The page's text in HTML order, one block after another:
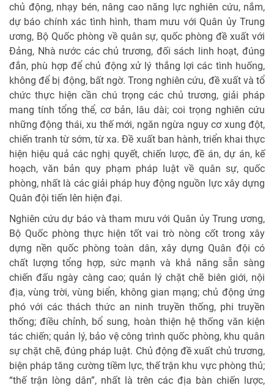
chủ động, nhạy bén, nâng cao năng lực nghiên cứu, nắm,
dự báo chính xác tình hình, tham mưu với Quân ủy Trung
ương, Bộ Quốc phòng về quân sự, quốc phòng đề xuất với
Đảng, Nhà nước các chủ trương, đối sách linh hoạt, đúng
đắn, phù hợp để chủ động xử lý thắng lợi các tình huống,
không để bị động, bất ngờ. Trong nghiên cứu, đề xuất và tổ
chức thực hiện cần chú trọng các chủ trương, giải pháp
mang tính tổng thể, cơ bản, lâu dài; coi trọng nghiên cứu
những động thái, xu thế mới, ngăn ngừa nguy cơ xung đột,
chiến tranh từ sớm, từ xa. Đề xuất ban hành, triển khai thực
hiện hiệu quả các nghị quyết, chiến lược, đề án, dự án, kế
hoạch, văn bản quy phạm pháp luật về quân sự, quốc
phòng, nhất là các giải pháp huy động nguồn lực xây dựng
Quân đội tiến lên hiện đại.
Nghiên cứu dự báo và tham mưu với Quân ủy Trung ương,
Bộ Quốc phòng thực hiện tốt vai trò nòng cốt trong xây
dựng nền quốc phòng toàn dân, xây dựng Quân đội có
chất lượng tổng hợp, sức mạnh và khả năng sẵn sàng
chiến đấu ngày càng cao; quản lý chặt chẽ biên giới, nội
địa, vùng trời, vùng biển, không gian mạng; chủ động ứng
phó với các thách thức an ninh truyền thống, phi truyền
thống; điều chỉnh, bổ sung, hoàn thiện hệ thống văn kiện
tác chiến; quản lý, bảo vệ công trình quốc phòng, khu quân
sự chặt chẽ, đúng pháp luật. Chủ động đề xuất chủ trương,
biện pháp tăng cường tiềm lực, thế trận khu vực phòng thủ;
“thế trận lòng dân”, nhất là trên các địa bàn chiến lược,